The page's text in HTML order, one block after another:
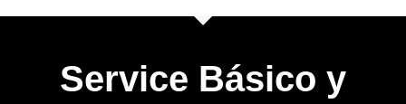
Service Básico y